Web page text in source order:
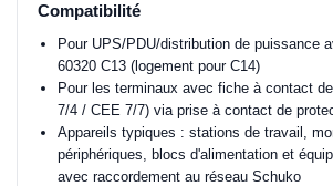
Compatibilité
Pour UPS/PDU/distribution de puissance
60320 C13 (logement pour C14)
Pour les terminaux avec fiche à contact
7/4 / CEE 7/7) via prise à contact de
Appareils typiques : stations de travail,
périphériques, blocs d'alimentation et
avec raccordement au réseau Schuko